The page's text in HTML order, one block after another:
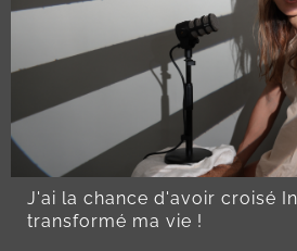
J'ai la chance d'avoir croisé
transformé ma vie !